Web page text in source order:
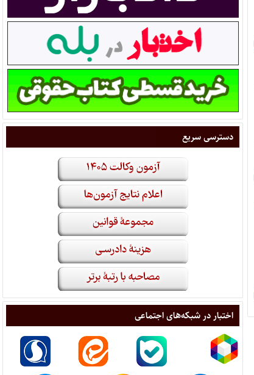
دسترسی سریع
اختبار در شبکه‌های اجتماعی